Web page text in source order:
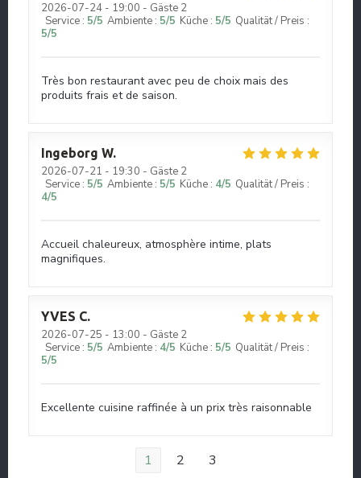
2026-07-24 - 19:00 - Gäste 2
Service : 5/5 Ambiente : 5/5 Küche : 5/5 Qualität / Preis :
5/5
Très bon restaurant avec peu de choix mais des
produits frais et de saison.
Ingeborg W
2026-07-21 - 19:30 - Gäste 2
Service : 5/5 Ambiente : 5/5 Küche : 4/5 Qualität / Preis :
4/5
Accueil chaleureux, atmosphère intime, plats
magnifiques.
YVES C
2026-07-25 - 13:00 - Gäste 2
Service : 5/5 Ambiente : 4/5 Küche : 5/5 Qualität / Preis :
5/5
Excellente cuisine raffinée à un prix très raisonnable
1 2 3